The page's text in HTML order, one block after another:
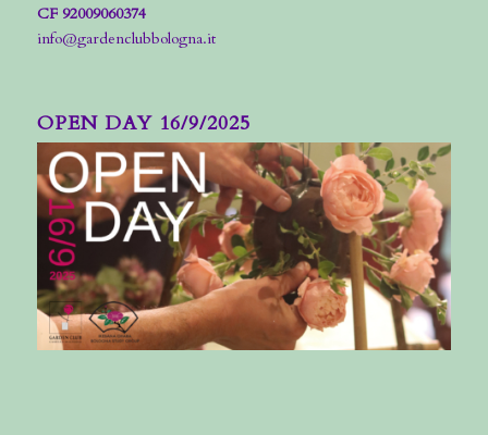
CF 92009060374
info@gardenclubbologna.it
OPEN DAY 16/9/2025